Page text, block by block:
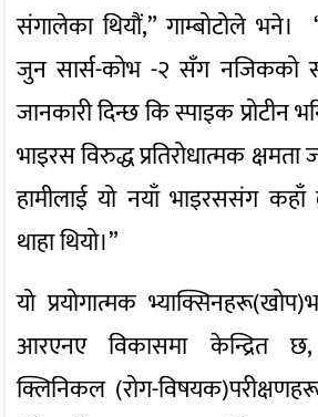
संगालेका थियौं,” गाम्बोटोले
जुन सार्स-कोभ -२ सँग नजिकको
जानकारी दिन्छ कि स्पाइक प्रोटीन
भाइरस विरुद्ध प्रतिरोधात्मक क्षमता
हामीलाई यो नयाँ भाइरससंग
थाहा थियो।”
यो प्रयोगात्मक
आरएनए विकासमा केन्द्रित
क्लिनिकल (रोग-